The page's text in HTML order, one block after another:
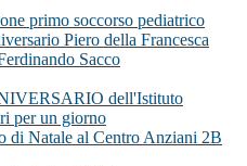
primo soccorso pediatrico
Piero della Francesca
Sacco
dell'Istituto
per un giorno
di Natale al Centro Anziani 2B